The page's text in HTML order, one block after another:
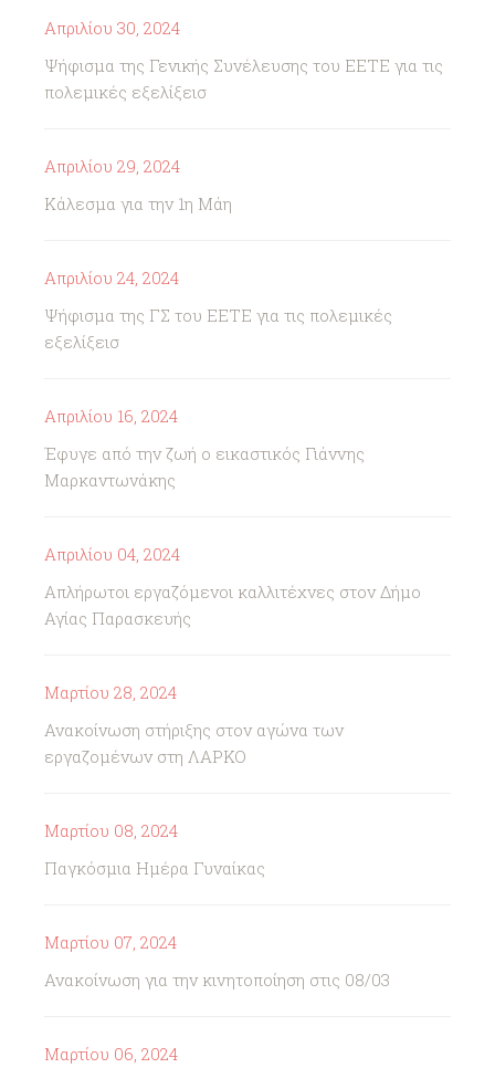
Απριλίου 30, 2024
Ψήφισμα της Γενικής Συνέλευσης του ΕΕΤΕ για τις
πολεμικές εξελίξεισ
Απριλίου 29, 2024
Κάλεσμα για την 1η Μάη
Απριλίου 24, 2024
Ψήφισμα της ΓΣ του ΕΕΤΕ για τις πολεμικές
εξελίξεισ
Απριλίου 16, 2024
Έφυγε από την ζωή ο εικαστικός Γιάννης
Μαρκαντωνάκης
Απριλίου 04, 2024
Απλήρωτοι εργαζόμενοι καλλιτέχνες στον Δήμο
Αγίας Παρασκευής
Μαρτίου 28, 2024
Ανακοίνωση στήριξης στον αγώνα των
εργαζομένων στη ΛΑΡΚΟ
Μαρτίου 08, 2024
Παγκόσμια Ημέρα Γυναίκας
Μαρτίου 07, 2024
Ανακοίνωση για την κινητοποίηση στις 08/03
Μαρτίου 06, 2024